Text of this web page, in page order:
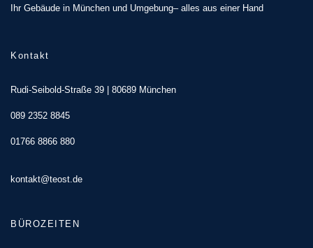
Ihr Gebäude in München und Umgebung– alles aus einer Hand
Kontakt
Rudi-Seibold-Straße 39 | 80689 München
089 2352 8845
01766 8866 880
kontakt@teost.de
BÜROZEITEN